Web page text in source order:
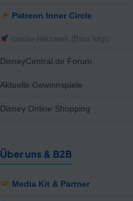
Patreon Inner Circle
Insider-Netzwerk (Beta folgt)
DisneyCentral.de Forum
Aktuelle Gewinnspiele
Disney Online Shopping
Über uns & B2B
Media Kit & Partner